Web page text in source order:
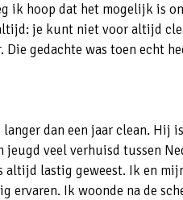
ik hoop dat het mogelijk is
je kunt niet voor altijd
Die gedachte was toen echt
dan een jaar clean. Hij
jeugd veel verhuisd tussen
altijd lastig geweest. Ik en
ervaren. Ik woonde na de